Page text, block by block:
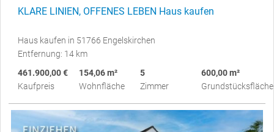
KLARE LINIEN, OFFENES LEBEN Haus kaufen
Haus kaufen in 51766 Engelskirchen
Entfernung: 14 km
461.900,00 €
Kaufpreis
154,06 m²
Wohnfläche
5
Zimmer
600,00 m²
Grundstücksfläche